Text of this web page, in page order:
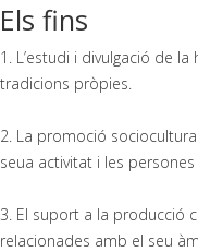
Els fins
1. L’estudi i divulgació de
tradicions pròpies.
2. La promoció
seua activitat i les persones
3. El suport a la producció
relacionades amb el seu